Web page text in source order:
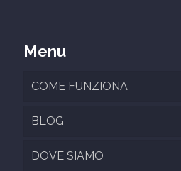
Menu
COME FUNZIONA
BLOG
DOVE SIAMO